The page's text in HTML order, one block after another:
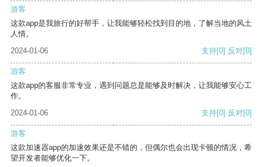
游客
这款app是我旅行的好帮手，让我能够轻松找到目的地，了解当地的风土
人情。
2024-01-06
支持[0] 反对[0]
游客
这款app的客服非常专业，遇到问题总是能够及时解决，让我能够安心工
作。
2024-01-06
支持[0] 反对[0]
游客
这款加速器app的加速效果还是不错的，但偶尔也会出现卡顿的情况，希
望开发者能够优化一下。